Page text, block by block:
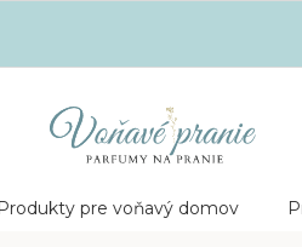
Produkty pre voňavý domov